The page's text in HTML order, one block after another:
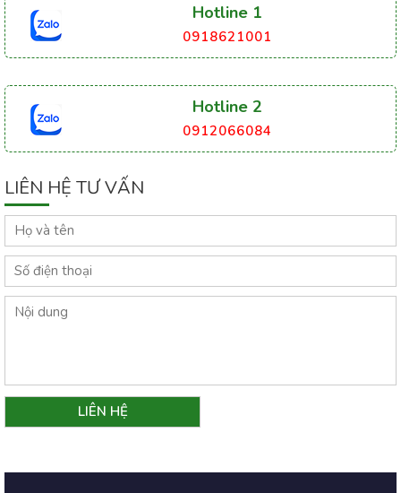
Hotline 1
0918621001
Hotline 2
0912066084
LIÊN HỆ TƯ VẤN